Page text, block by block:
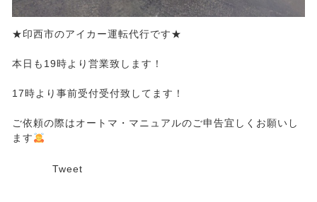
★印西市のアイカー運転代行です★
本日も19時より営業致します！
17時より事前受付受付致してます！
ご依頼の際はオートマ・マニュアルのご申告宜しくお願いし
ます
Tweet